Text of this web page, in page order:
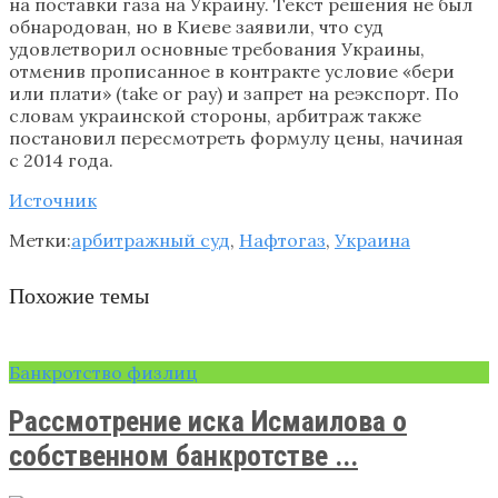
на поставки газа на Украину. Текст решения не был
обнародован, но в Киеве заявили, что суд
удовлетворил основные требования Украины,
отменив прописанное в контракте условие «бери
или плати» (take or pay) и запрет на реэкспорт. По
словам украинской стороны, арбитраж также
постановил пересмотреть формулу цены, начиная
с 2014 года.
Источник
Метки:арбитражный суд, Нафтогаз, Украина
Похожие темы
Банкротство физлиц
Рассмотрение иска Исмаилова о
собственном банкротстве ...